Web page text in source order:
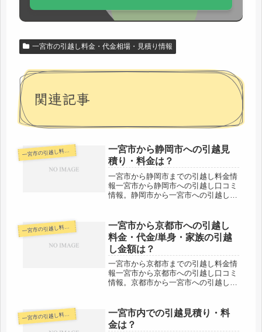
一宮市の引越し料金・代金相場・見積り情報
関連記事
一宮市の引越し料金・代金相場・見積り情報
一宮市から静岡市への引越見
積り・料金は？
一宮市から静岡市までの引越し料金情
報一宮市から静岡市への引越し口コミ
情報。静岡市から一宮市への引越しさ
なります。片道で2時間前後かかる範
囲ですが、その日のうちの引越しも...
一宮市の引越し料金・代金相場・見積り情報
一宮市から京都市への引越し
料金・代金/単身・家族の引越
し金額は？
一宮市から京都市までの引越し料金情
報一宮市から京都市への引越し口コミ
情報。京都市から一宮市への引越しさ
なります。片道で2時間はかからない
範囲ですので、その日のうちの引越...
一宮市の引越し料金・代金相場・見積り情報
一宮市内での引越見積り・料
金は？